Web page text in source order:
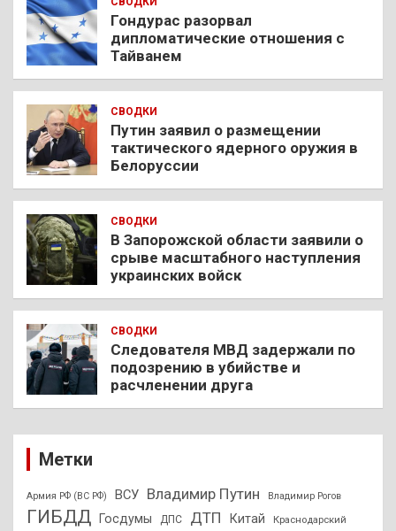
Гондурас разорвал
дипломатические отношения с
Тайванем
СВОДКИ
Путин заявил о размещении
тактического ядерного оружия в
Белоруссии
СВОДКИ
В Запорожской области заявили о
срыве масштабного наступления
украинских войск
СВОДКИ
Следователя МВД задержали по
подозрению в убийстве и
расчленении друга
Метки
Армия РФ (ВС РФ) ВСУ Владимир Путин Владимир Рогов
ГИБДД Госдумы ДПС ДТП Китай Краснодарский